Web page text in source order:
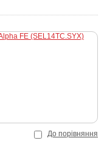
До порівняння